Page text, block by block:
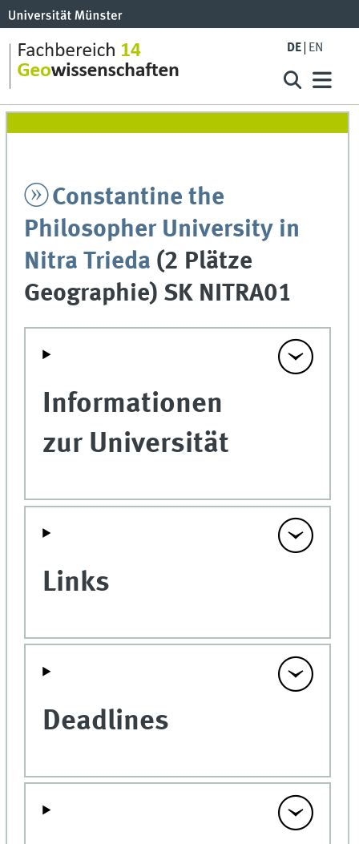
DE EN
Constantine the
Philosopher University in
Nitra Trieda (2 Plätze
Geographie) SK NITRA01
Informationen
zur Universität
Links
Deadlines